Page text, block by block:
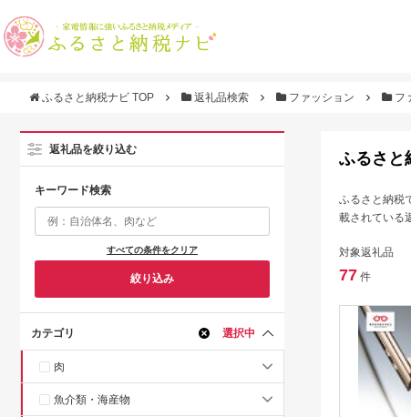
ふるさと納税ナビ TOP 返礼品検索 ファッション フ
返礼品を絞り込む
キーワード検索
すべての条件をクリア
絞り込み
カテゴリ 選択中
肉
魚介類・海産物
ふるさと
ふるさと納税
載されている
対象返礼品
77 件